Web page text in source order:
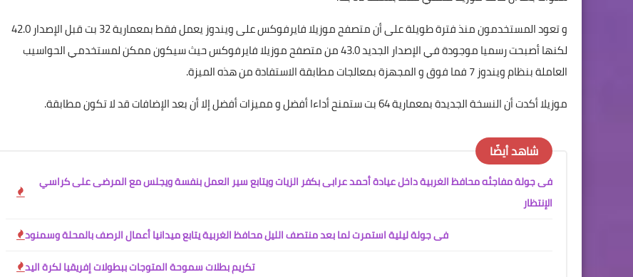
و تعود المستخدمون منذ فترة طويلة على أن متصفح موزيلا فايرفوكس على ويندوز يعمل فقط بمعمارية 32 بت قبل الإصدار 42.0
لكنها أصبحت رسميا موجودة في الإصدار الجديد 43.0 من متصفح موزيلا فايرفوكس حيث سيكون ممكن لمستخدمي الحواسيب
العاملة بنظام ويندوز 7 فما فوق و المجهزة بمعالجات مطابقة الاستفادة من هذه الميزة.
موزيلا أكدت أن النسخة الجديدة بمعمارية 64 بت ستمنح أداءا أفضل و مميزات أفضل إلا أن بعد الإضافات قد لا تكون مطابقة.
شاهد أيضًا
فى جولة مفاجئه محافظ الغربية داخل عيادة أحمد عرابى بكفر الزيات ويتابع سير العمل بنفسة ويجلس مع المرضى على كراسي
الإنتظار
فى جولة ليلية استمرت لما بعد منتصف الليل محافظ الغربية يتابع ميدانيا أعمال الرصف بالمحلة وسمنود
تكريم بطلات سموحة المتوجات ببطولات إفريقيا لكرة اليد
06 يناير 2021
06 يناير 2021